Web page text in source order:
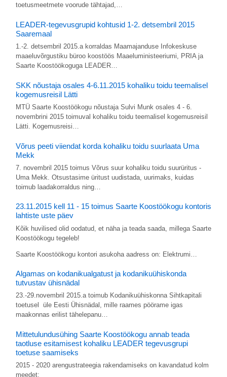
toetusmeetmete voorude tähtajad,…
LEADER-tegevusgrupid kohtusid 1-2. detsembril 2015
Saaremaal
1.-2. detsembril 2015.a korraldas Maamajanduse Infokeskuse
maaeluvõrgustiku büroo koostöös Maaeluministeeriumi, PRIA ja
Saarte Koostöökoguga LEADER…
SKK nõustaja osales 4-6.11.2015 kohaliku toidu teemalisel
kogemusreisil Lätti
MTÜ Saarte Koostöökogu nõustaja Sulvi Munk osales 4 - 6.
novembrini 2015 toimuval kohaliku toidu teemalisel kogemusreisil
Lätti. Kogemusreisi…
Võrus peeti viiendat korda kohaliku toidu suurlaata Uma
Mekk
7. novembril 2015 toimus Võrus suur kohaliku toidu suurüritus -
Uma Mekk. Otsustasime üritust uudistada, uurimaks, kuidas
toimub laadakorraldus ning…
23.11.2015 kell 11 - 15 toimus Saarte Koostöökogu kontoris
lahtiste uste päev
Kõik huvilised olid oodatud, et näha ja teada saada, millega Saarte
Koostöökogu tegeleb!
Saarte Koostöökogu kontori asukoha aadress on: Elektrumi…
Algamas on kodanikualgatust ja kodanikuühiskonda
tutvustav ühisnädal
23.-29.novembril 2015.a toimub Kodanikuühiskonna Sihtkapitali
toetusel üle Eesti Ühisnädal, mille raames pöörame igas
maakonnas erilist tähelepanu…
Mittetulundusühing Saarte Koostöökogu annab teada
taotluse esitamisest kohaliku LEADER tegevusgrupi
toetuse saamiseks
2015 - 2020 arengustrateegia rakendamiseks on kavandatud kolm
meedet: